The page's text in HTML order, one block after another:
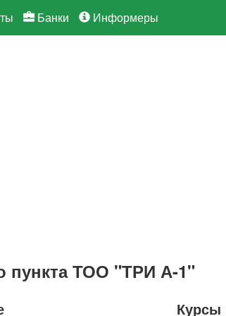
Банки Информеры
пункта ТОО "ТРИ А-1"
Курсы